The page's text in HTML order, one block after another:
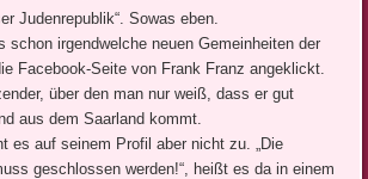
Judenrepublik“. Sowas eben.
schon irgendwelche neuen Gemeinheiten der
Facebook-Seite von Frank Franz angeklickt.
über den man nur weiß, dass er gut
aus dem Saarland kommt.
es auf seinem Profil aber nicht zu. „Die
geschlossen werden!“, heißt es da in einem